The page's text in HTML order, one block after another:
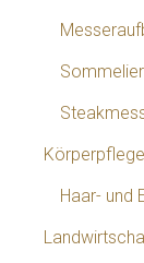
Sommelier
Körperpflege
Haar- und